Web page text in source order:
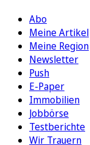
Abo
Meine Artikel
Meine Region
Newsletter
Push
E-Paper
Immobilien
Jobbörse
Testberichte
Wir Trauern